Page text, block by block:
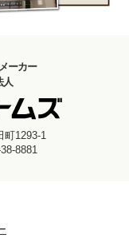
ーカー
人
町1293-1
8881